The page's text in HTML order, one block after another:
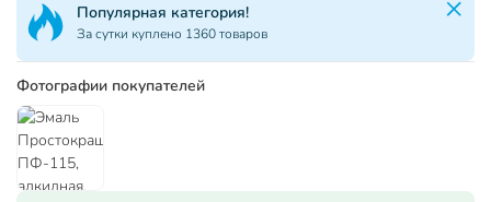
Популярная категория!
За сутки куплено 1360 товаров
Фотографии покупателей